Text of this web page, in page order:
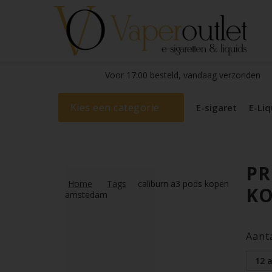
Voor 17:00 besteld, vandaag verzonden
Kies een categorie E-sigaret E-
Home Tags
caliburn a3 pods kopen
amstedam